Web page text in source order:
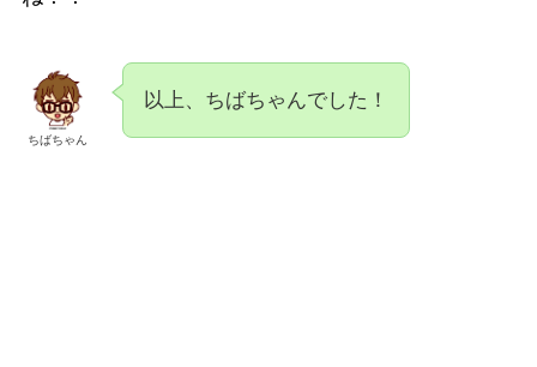
ちばちゃん
以上、ちばちゃんでした！